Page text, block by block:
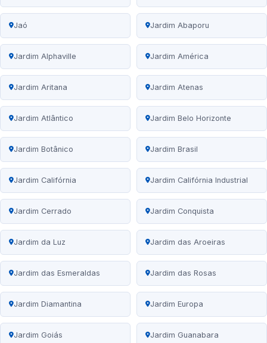
Jaó Jardim Abaporu
Jardim Alphaville Jardim América
Jardim Aritana Jardim Atenas
Jardim Atlântico Jardim Belo Horizonte
Jardim Botânico Jardim Brasil
Jardim Califórnia Jardim Califórnia Industrial
Jardim Cerrado Jardim Conquista
Jardim da Luz Jardim das Aroeiras
Jardim das Esmeraldas Jardim das Rosas
Jardim Diamantina Jardim Europa
Jardim Goiás Jardim Guanabara